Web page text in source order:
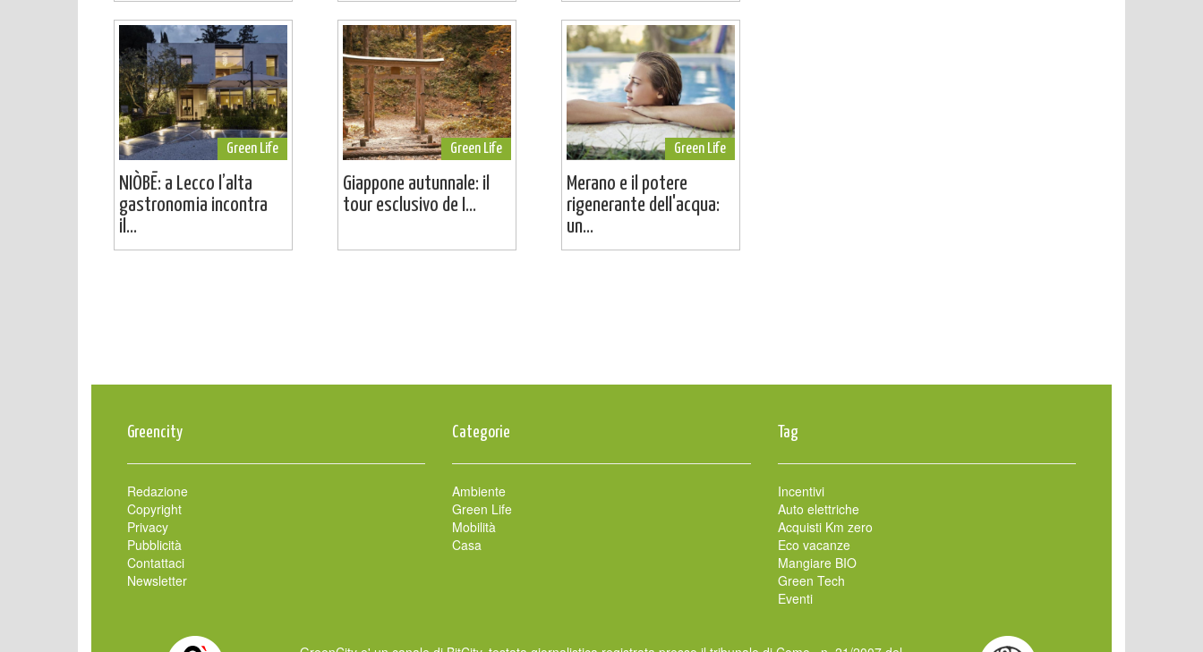
Green Life
NIÒBĒ: a Lecco l’alta
gastronomia incontra
il...
Green Life
Giappone autunnale: il
tour esclusivo de I...
Green Life
Merano e il potere
rigenerante dell'acqua:
un...
Greencity
Redazione
Copyright
Privacy
Pubblicità
Contattaci
Newsletter
Categorie
Ambiente
Green Life
Mobilità
Casa
Tag
Incentivi
Auto elettriche
Acquisti Km zero
Eco vacanze
Mangiare BIO
Green Tech
Eventi